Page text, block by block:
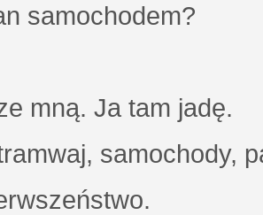
samochodem?
mną. Ja tam jadę.
samochody,